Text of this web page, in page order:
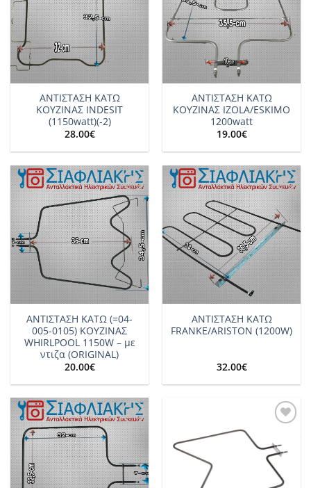
ΑΝΤΙΣΤΑΣΗ ΚΑΤΩ
ΚΟΥΖΙΝΑΣ INDESIT
(1150watt)(-2)
28.00€
ΑΝΤΙΣΤΑΣΗ ΚΑΤΩ
ΚΟΥΖΙΝΑΣ IZOLA/ESKIMO
1200watt
19.00€
Add to
wishlist
ΑΝΤΙΣΤΑΣΗ ΚΑΤΩ (=04-
005-0105) ΚΟΥΖΙΝΑΣ
WHIRLPOOL 1150W – με
ντιζα (ORIGINAL)
20.00€
Add to
wishlist
ΑΝΤΙΣΤΑΣΗ ΚΑΤΩ
FRANKE/ARISTON (1200W)
32.00€
Add to
wishlist
wishlist